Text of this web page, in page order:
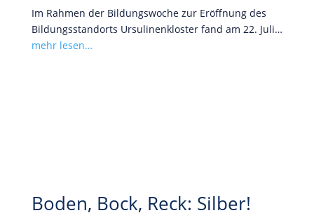
Im Rahmen der Bildungswoche zur Eröffnung des
Bildungsstandorts Ursulinenkloster fand am 22. Juli…
mehr lesen…
Boden, Bock, Reck: Silber!